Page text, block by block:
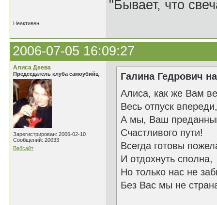
"Бывает, что
Неактивен
2006-07-05 16:09:27
Алиса Деева
Председатель клуба самоубийц
Зарегистрирован: 2006-02-10
Сообщений: 20033
Вебсайт
Галина Гедрович
Алиса, как же Вам
Весь отпуск впереди,
А мы, Ваш
Счастливого пути!
Всегда готовы
И отдохнуть сполна,
Но только нас не
Без Вас мы не